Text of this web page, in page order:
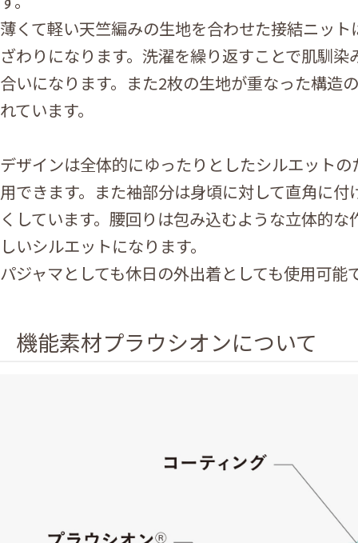
薄くて軽い天竺編みの生地を合わせた接結ニッ
ざわりになります。洗濯を繰り返すことで肌馴染
合いになります。また2枚の生地が重なった構造
れています。
デザインは全体的にゆったりとしたシルエット
用できます。また袖部分は身頃に対して直角に付
くしています。腰回りは包み込むような立体的
しいシルエットになります。
パジャマとしても休日の外出着としても使用可能
機能素材プラウシオンについて